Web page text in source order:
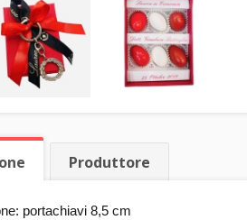
Produttore
portachiavi 8,5 cm